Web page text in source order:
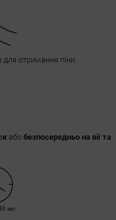
для отримання піни.
або безпосередньо на вії та